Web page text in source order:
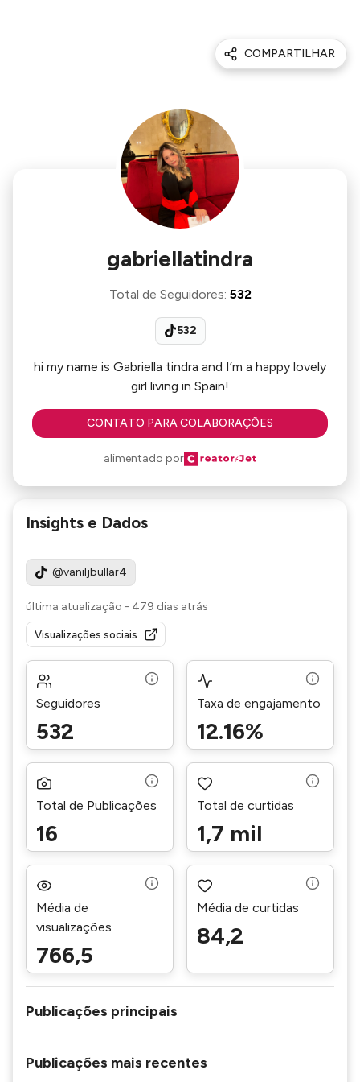
COMPARTILHAR
gabriellatindra
Total de Seguidores: 532
532
hi my name is Gabriella tindra and I’m a happy lovely
girl living in Spain!
CONTATO PARA COLABORAÇÕES
alimentado por
Insights e Dados
@vaniljbullar4
última atualização - 479 dias atrás
Visualizações sociais
Seguidores
532
Taxa de engajamento
12.16%
Total de Publicações
16
Total de curtidas
1,7 mil
Média de
visualizações
766,5
Média de curtidas
84,2
Publicações principais
Publicações mais recentes